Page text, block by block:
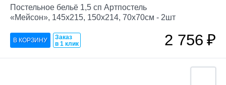
Постельное бельё 1,5 сп Артпостель
«Мейсон», 145х215, 150х214, 70х70см - 2шт
Заказ
в 1 клик
2 756₽